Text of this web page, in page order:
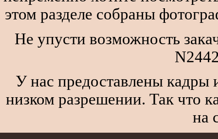
этом разделе собраны
Не упусти возможность
У нас предоставлены кадры
низком разрешении. Так что
на